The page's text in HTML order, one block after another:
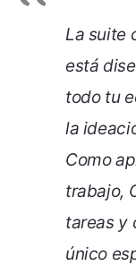
La suite
está
todo tu
la
Como
trabajo,
tareas y
único